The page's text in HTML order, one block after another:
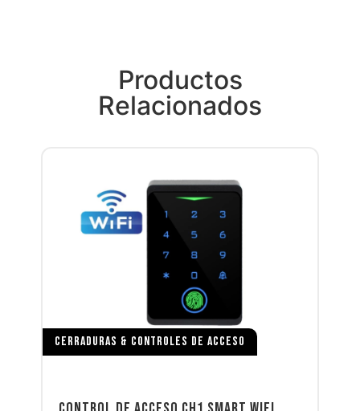
Productos
Relacionados
CERRADURAS & CONTROLES DE ACCESO